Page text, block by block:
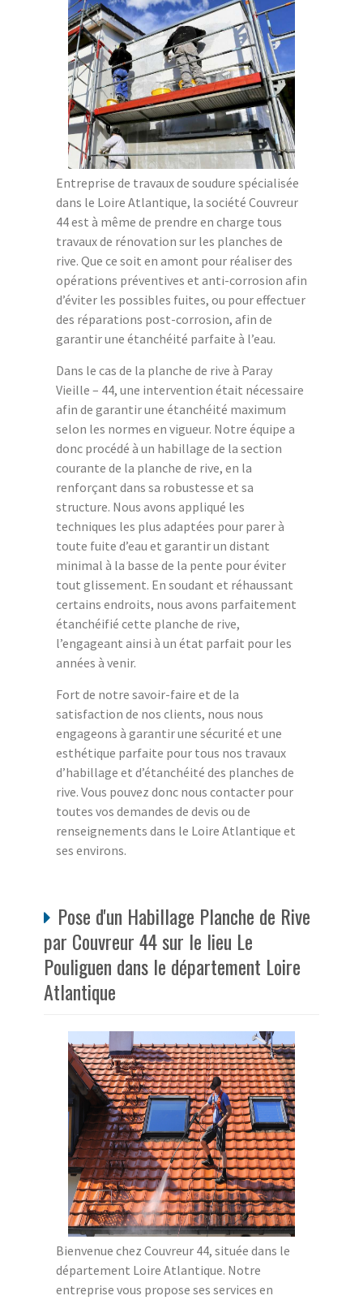
Entreprise de travaux de soudure spécialisée
dans le Loire Atlantique, la société Couvreur
44 est à même de prendre en charge tous
travaux de rénovation sur les planches de
rive. Que ce soit en amont pour réaliser des
opérations préventives et anti-corrosion afin
d’éviter les possibles fuites, ou pour effectuer
des réparations post-corrosion, afin de
garantir une étanchéité parfaite à l’eau.
Dans le cas de la planche de rive à Paray
Vieille – 44, une intervention était nécessaire
afin de garantir une étanchéité maximum
selon les normes en vigueur. Notre équipe a
donc procédé à un habillage de la section
courante de la planche de rive, en la
renforçant dans sa robustesse et sa
structure. Nous avons appliqué les
techniques les plus adaptées pour parer à
toute fuite d’eau et garantir un distant
minimal à la basse de la pente pour éviter
tout glissement. En soudant et réhaussant
certains endroits, nous avons parfaitement
étanchéifié cette planche de rive,
l’engageant ainsi à un état parfait pour les
années à venir.
Fort de notre savoir-faire et de la
satisfaction de nos clients, nous nous
engageons à garantir une sécurité et une
esthétique parfaite pour tous nos travaux
d’habillage et d’étanchéité des planches de
rive. Vous pouvez donc nous contacter pour
toutes vos demandes de devis ou de
renseignements dans le Loire Atlantique et
ses environs.
Pose d'un Habillage Planche de Rive
par Couvreur 44 sur le lieu Le
Pouliguen dans le département Loire
Atlantique
Bienvenue chez Couvreur 44, située dans le
département Loire Atlantique. Notre
entreprise vous propose ses services en